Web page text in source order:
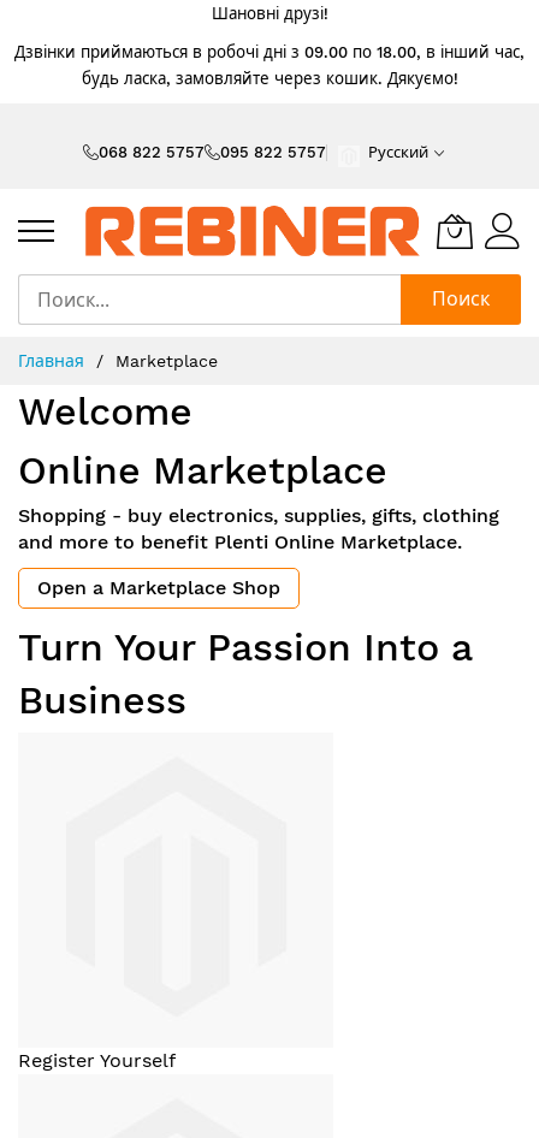
Шановні друзі!
Дзвінки приймаються в робочі дні з 09.00 по 18.00, в інший час,
будь ласка, замовляйте через кошик. Дякуємо!
068 822 5757 095 822 5757 Русский
Поиск
Главная Marketplace
Welcome
Online Marketplace
Shopping - buy electronics, supplies, gifts, clothing
and more to benefit Plenti Online Marketplace.
Open a Marketplace Shop
Turn Your Passion Into a
Business
Register Yourself